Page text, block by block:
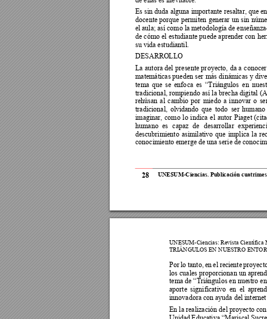
28 UNESUM-Ciencias. Publicación
Es sin duda alguna importante resaltar, que
docente porque permiten generar un sin
el aula; así como la metodología de enseña
de cómo el estudiante puede aprender con h
su vida estudiantil.
DESARROLLO
La autora del presente proyecto, da a cono
matemáticas pueden ser más dinámicas y dive
tema que se enfoca es “Triángulos en
tradicional, rompiendo así la brecha digital
rehúsan al cambio por miedo a innovar o
tradicional, olvidando que todo ser humano
imaginar, como lo indica el autor Piaget
humano es capaz de desarrollar
descubrimiento asimilativo que implica la
conocimiento emerge de una serie de
UNESUM-Ciencias: Revista Científica
TRIÁNGULOS EN NUESTRO ENT
Por lo tanto, en el reciente
los cuales proporcionan un
tema de “Triángulos en nuestro
aporte significativo  en  el  apre
innovadora con ayuda del
En la realización del proyecto
Unidad Educativa “Mariscal S